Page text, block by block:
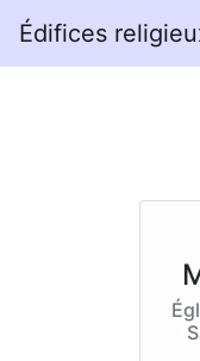
Édifices